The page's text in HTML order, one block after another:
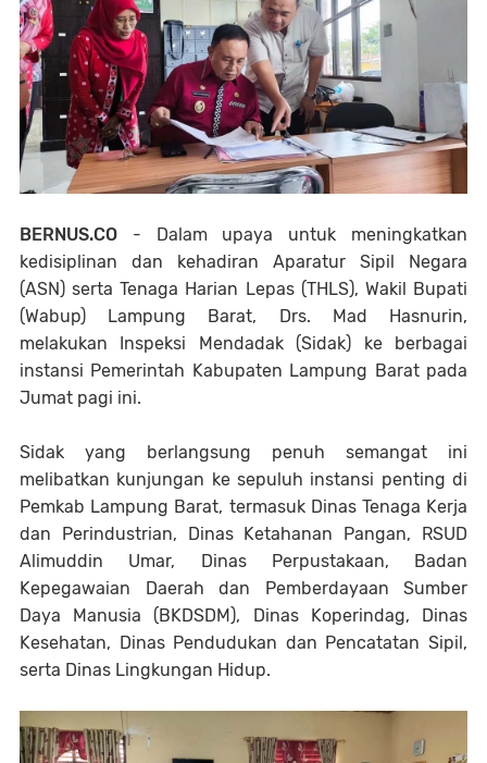
BERNUS.CO - Dalam upaya untuk meningkatkan
kedisiplinan dan kehadiran Aparatur Sipil Negara
(ASN) serta Tenaga Harian Lepas (THLS), Wakil Bupati
(Wabup) Lampung Barat, Drs. Mad Hasnurin,
melakukan Inspeksi Mendadak (Sidak) ke berbagai
instansi Pemerintah Kabupaten Lampung Barat pada
Jumat pagi ini.
Sidak yang berlangsung penuh semangat ini
melibatkan kunjungan ke sepuluh instansi penting di
Pemkab Lampung Barat, termasuk Dinas Tenaga Kerja
dan Perindustrian, Dinas Ketahanan Pangan, RSUD
Alimuddin Umar, Dinas Perpustakaan, Badan
Kepegawaian Daerah dan Pemberdayaan Sumber
Daya Manusia (BKDSDM), Dinas Koperindag, Dinas
Kesehatan, Dinas Pendudukan dan Pencatatan Sipil,
serta Dinas Lingkungan Hidup.